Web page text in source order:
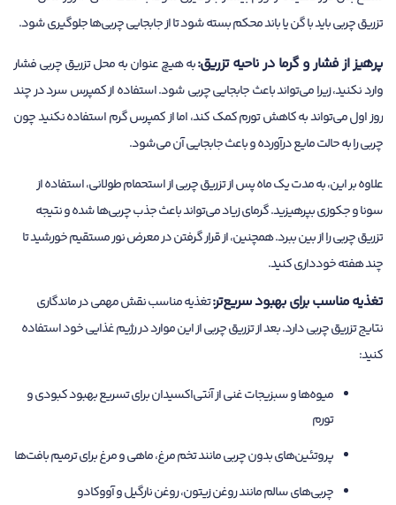
تزریق چربی باید با گن یا باند محکم بسته شود تا از جابجایی چربی‌ها جلوگیری شود.
پرهیز از فشار و گرما در ناحیه تزریق:به هیچ عنوان به محل تزریق چربی فشار
وارد نکنید، زیرا می‌تواند باعث جابجایی چربی شود. استفاده از کمپرس سرد در چند
روز اول می‌تواند به کاهش تورم کمک کند، اما از کمپرس گرم استفاده نکنید چون
چربی را به حالت مایع درآورده و باعث جابجایی آن می‌شود.
علاوه بر این، به مدت یک ماه پس از تزریق چربی از استحمام طولانی، استفاده از
سونا و جکوزی بپرهیزید. گرمای زیاد می‌تواند باعث جذب چربی‌ها شده و نتیجه
تزریق چربی را از بین ببرد. همچنین، از قرار گرفتن در معرض نور مستقیم خورشید تا
چند هفته خودداری کنید.
تغذیه مناسب برای بهبود سریع‌تر:تغذیه مناسب نقش مهمی در ماندگاری
نتایج تزریق چربی دارد. بعد از تزریق چربی از این موارد در رژیم غذایی خود استفاده
کنید:
میوه‌ها و سبزیجات غنی از آنتی‌اکسیدان برای تسریع بهبود کبودی و
تورم
پروتئین‌های بدون چربی مانند تخم مرغ، ماهی و مرغ برای ترمیم بافت‌ها
چربی‌های سالم مانند روغن زیتون، روغن نارگیل و آووکادو